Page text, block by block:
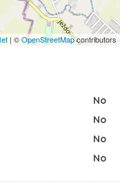
| ©OpenStreetMapcontributors
No
No
No
No